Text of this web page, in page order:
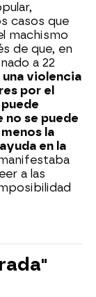
casos que
machismo
de que, en
a 22
violencia
por el
no se puede
la
en la
a las